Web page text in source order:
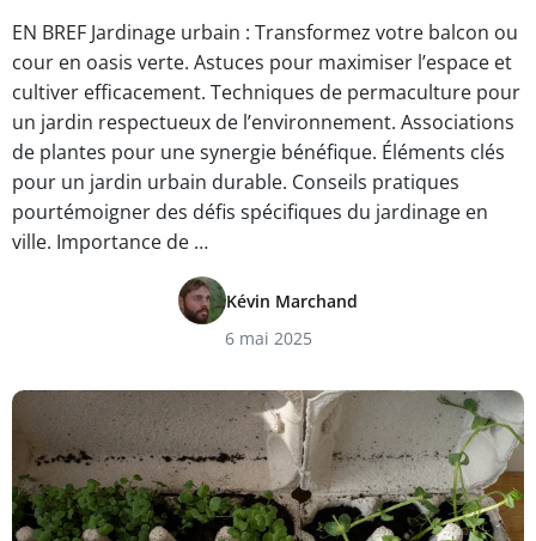
EN BREF Jardinage urbain : Transformez votre balcon ou
cour en oasis verte. Astuces pour maximiser l’espace et
cultiver efficacement. Techniques de permaculture pour
un jardin respectueux de l’environnement. Associations
de plantes pour une synergie bénéfique. Éléments clés
pour un jardin urbain durable. Conseils pratiques
pourtémoigner des défis spécifiques du jardinage en
ville. Importance de …
Kévin Marchand
6 mai 2025